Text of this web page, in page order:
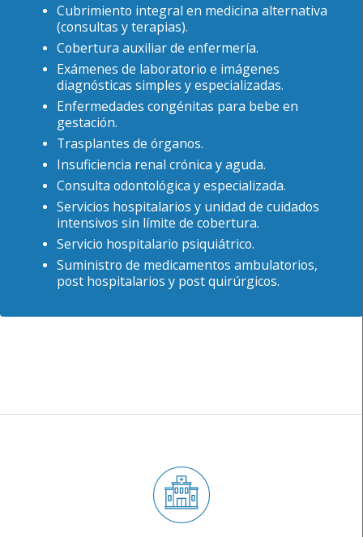
Cubrimiento integral en medicina alternativa
(consultas y terapias).
Cobertura auxiliar de enfermería.
Exámenes de laboratorio e imágenes
diagnósticas simples y especializadas.
Enfermedades congénitas para bebe en
gestación.
Trasplantes de órganos.
Insuficiencia renal crónica y aguda.
Consulta odontológica y especializada.
Servicios hospitalarios y unidad de cuidados
intensivos sin límite de cobertura.
Servicio hospitalario psiquiátrico.
Suministro de medicamentos ambulatorios,
post hospitalarios y post quirúrgicos.